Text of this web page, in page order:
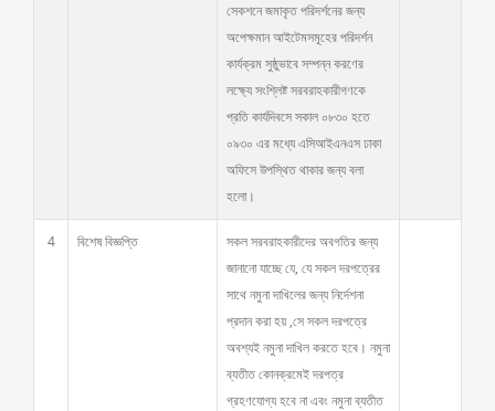
সেকশনে জমাকৃত পরিদর্শনের জন্য
অপেক্ষমান আইটেমসমূহের পরিদর্শন
কার্যক্রম সুষ্ঠুভাবে সম্পন্ন করণের
লক্ষ্যে সংশ্লিষ্ট সরবরাহকারীগণকে
প্রতি কার্যদিবসে সকাল ০৮৩০ হতে
০৯৩০ এর মধ্যে এসিআইএনএস ঢাকা
অফিসে উপস্থিত থাকার জন্য বলা
হলো।
4 বিশেষ বিজ্ঞপ্তি
সকল সরবরাহকারীদের অবগতির জন্য
জানানো যাচ্ছে যে, যে সকল দরপত্রের
সাথে নমুনা দাখিলের জন্য নির্দেশনা
প্রদান করা হয় ,সে সকল দরপত্রে
অবশ্যই নমুনা দাখিল করতে হবে। নমুনা
ব্যতীত কোনক্রমেই দরপত্র
গ্রহণযোগ্য হবে না এবং নমুনা ব্যতীত